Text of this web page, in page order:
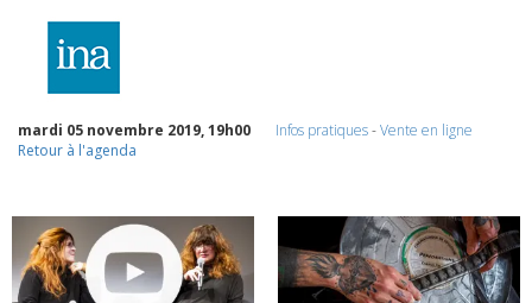
mardi 05 novembre 2019, 19h00 Infos pratiques-Vente en ligne
Retour à l'agenda